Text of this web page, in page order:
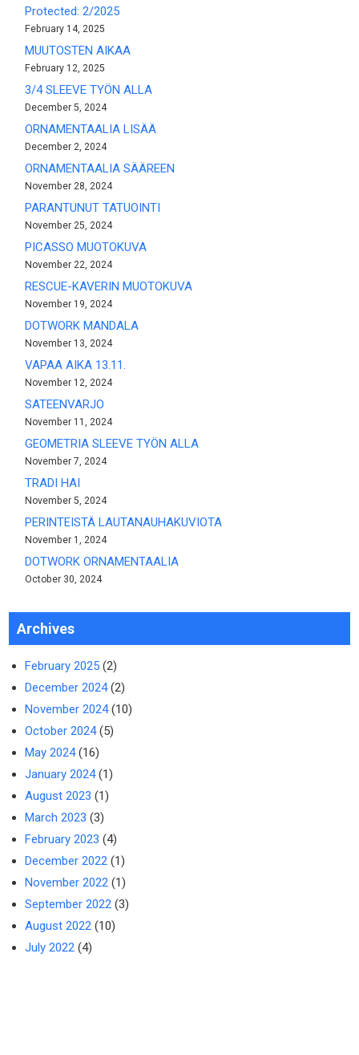
Protected: 2/2025
February 14, 2025
MUUTOSTEN AIKAA
February 12, 2025
3/4 SLEEVE TYÖN ALLA
December 5, 2024
ORNAMENTAALIA LISÄÄ
December 2, 2024
ORNAMENTAALIA SÄÄREEN
November 28, 2024
PARANTUNUT TATUOINTI
November 25, 2024
PICASSO MUOTOKUVA
November 22, 2024
RESCUE-KAVERIN MUOTOKUVA
November 19, 2024
DOTWORK MANDALA
November 13, 2024
VAPAA AIKA 13.11.
November 12, 2024
SATEENVARJO
November 11, 2024
GEOMETRIA SLEEVE TYÖN ALLA
November 7, 2024
TRADI HAI
November 5, 2024
PERINTEISTÄ LAUTANAUHAKUVIOTA
November 1, 2024
DOTWORK ORNAMENTAALIA
October 30, 2024
Archives
February 2025 (2)
December 2024(2)
November 2024(10)
October 2024(5)
May 2024(16)
January 2024(1)
August 2023 (1)
March 2023 (3)
February 2023 (4)
December 2022 (1)
November 2022 (1)
September 2022 (3)
August 2022 (10)
July 2022 (4)